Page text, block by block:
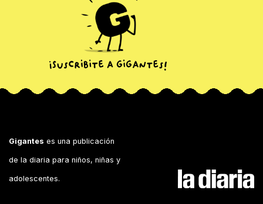
Gigantes es una publicación
de la diaria para niños, niñas y
adolescentes.